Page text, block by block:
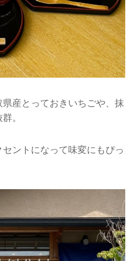
産とっておきいちごや、抹
。
ントになって味変にもぴっ